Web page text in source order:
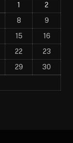
1
2
8
9
15
16
22
23
29
30